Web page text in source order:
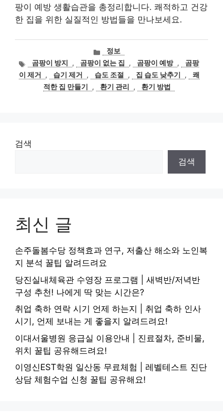
팡이 예방 생활습관을 총정리합니다. 쾌적하고 건강
한 집을 위한 실질적인 방법들을 만나보세요.
카
테
고
리
정보
태
그
곰팡이 방지 , 곰팡이 없는 집 , 곰팡이 예방 ,
곰팡
이 제거
, 습기 제거 , 습도 조절 , 집 습도 낮추기 ,
쾌
적한 집 만들기
, 환기 관리 , 환기 방법
검색
검색
최신 글
손주돌봄수당 정책효과 연구, 저출산 해소와 노인복
지 분석 꿀팁 알려드려요
당진실내체육관 수영장 프로그램 | 새벽반/저녁반
구성 추천! 나에게 딱 맞는 시간은?
취업 축하 연락 시기 언제 하는지 | 취업 축하 인사
시기, 언제 보내는 게 좋을지 알려드려요!
이대서울병원 응급실 이용안내 | 진료절차, 준비물,
위치 꿀팁 공유해드려요!
이영신EST학원 일산동 무료체험 | 레벨테스트 진단
상담 체험수업 신청 꿀팁 공유해요!